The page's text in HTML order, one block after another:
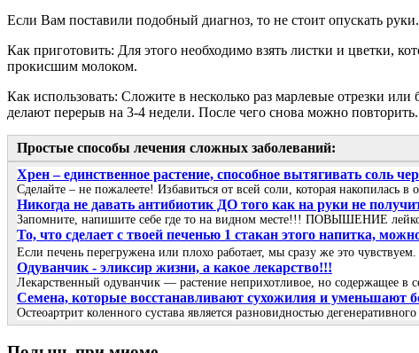
Если Вам поставили подобный диагноз, то не стоит опускать
Как приготовить: Для этого необходимо взять листки и цветки,
прокисшим молоком.
Как использовать: Сложите в несколько раз марлевые отрезки
делают перерыв на 3-4 недели. После чего снова можно повторить.
Простые способы лечения сложных заболеваний:
Хрен – единственное растение, способное вытягивать соль
Сделайте – не пожалеете! Избавиться от всей соли, которая
Никогда не давать антибиотик ДО того как на руки не
Запомните, напишите себе где то на видном месте!!! ПОВЫШЕНИЕ
То, что сделает с твоей печенью 1 стакан этого напитка,
Если печень перегружена или плохо работает, мы сразу же это
Одуванчик - эликсир жизни, а какое лекарство!!!
Лекарственный одуванчик — растение неприхотливое, но содержащее
Семена, которые восстанавливают сухожилия и уменьшают
Остеоартрит коленного сустава является разновидностью